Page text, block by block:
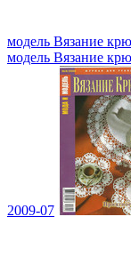
модель Вязание
модель Вязание
2009-07